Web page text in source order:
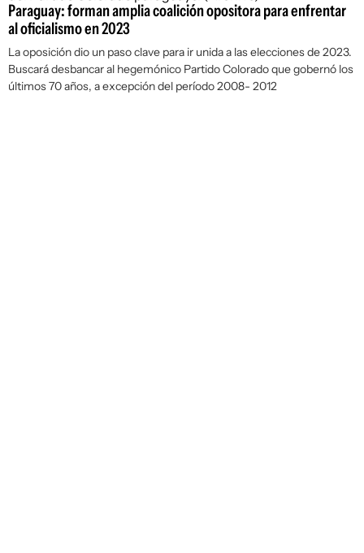
Paraguay: forman amplia coalición opositora para enfrentar
al oficialismo en 2023
La oposición dio un paso clave para ir unida a las elecciones de 2023.
Buscará desbancar al hegemónico Partido Colorado que gobernó los
últimos 70 años, a excepción del período 2008- 2012